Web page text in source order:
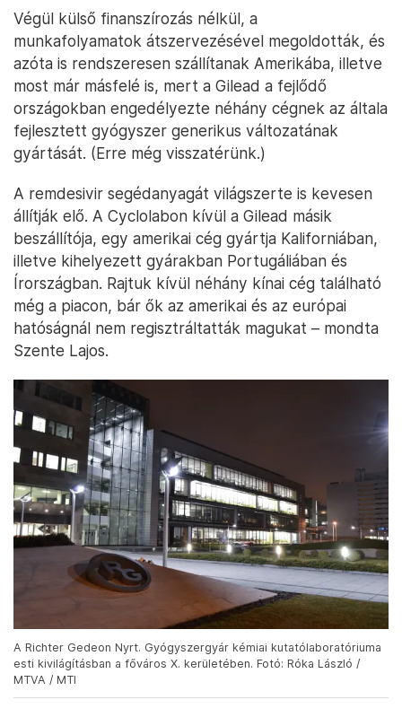
Végül külső finanszírozás nélkül, a
munkafolyamatok átszervezésével megoldották, és
azóta is rendszeresen szállítanak Amerikába, illetve
most már másfelé is, mert a Gilead a fejlődő
országokban engedélyezte néhány cégnek az általa
fejlesztett gyógyszer generikus változatának
gyártását. (Erre még visszatérünk.)
A remdesivir segédanyagát világszerte is kevesen
állítják elő. A Cyclolabon kívül a Gilead másik
beszállítója, egy amerikai cég gyártja Kaliforniában,
illetve kihelyezett gyárakban Portugáliában és
Írországban. Rajtuk kívül néhány kínai cég található
még a piacon, bár ők az amerikai és az európai
hatóságnál nem regisztráltatták magukat – mondta
Szente Lajos.
A Richter Gedeon Nyrt. Gyógyszergyár kémiai kutatólaboratóriuma
esti kivilágításban a főváros X. kerületében. Fotó: Róka László /
MTVA / MTI